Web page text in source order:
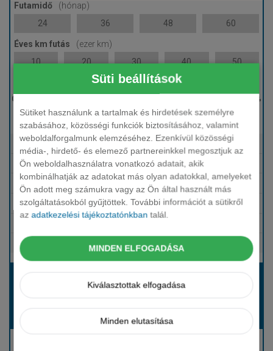
Süti beállítások
Sütiket használunk a tartalmak és hirdetések személyre
szabásához, közösségi funkciók biztosításához, valamint
weboldalforgalmunk elemzéséhez. Ezenkívül közösségi
média-, hirdető- és elemező partnereinkkel megosztjuk az
Ön weboldalhasználatra vonatkozó adatait, akik
kombinálhatják az adatokat más olyan adatokkal, amelyeket
Ön adott meg számukra vagy az Ön által használt más
szolgáltatásokból gyűjtöttek. További információt a sütikről
azadatkezelési tájékoztatónkban talál.
MINDEN ELFOGADÁSA
Kiválasztottak elfogadása
Minden elutasítása
Futamidő
(hónap)
24
36 48 60
Éves km futás
(ezer km)
10
20 30 40 50
0 %
Fix HUF finanszírozás Tartalmazza
Karbantartás, szerviz
Téli-nyári gumi Tartalmazza
Biztosítások (KGFB, Casco, GAP) Tartalmazza
Gépjármű- és cégautóadó
Tartalmazza
Hívjon bennünket!
Induló bérleti díj: